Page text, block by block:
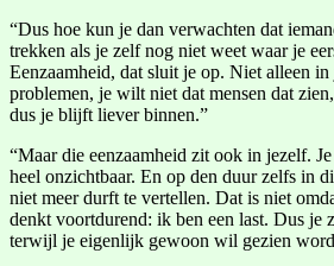
“Dus hoe kun je dan verwachten dat
trekken als je zelf nog niet weet waar je
Eenzaamheid, dat sluit je op. Niet alleen
problemen, je wilt niet dat mensen dat
dus je blijft liever binnen.”
“Maar die eenzaamheid zit ook in jezelf.
heel onzichtbaar. En op den duur zelfs in
niet meer durft te vertellen. Dat is niet
denkt voortdurend: ik ben een last. Dus je
terwijl je eigenlijk gewoon wil gezien